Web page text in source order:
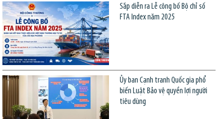
Sắp diễn ra Lễ công bố Bộ chỉ số
FTA Index năm 2025
Ủy ban Cạnh tranh Quốc gia phổ
biến Luật Bảo vệ quyền lợi người
tiêu dùng